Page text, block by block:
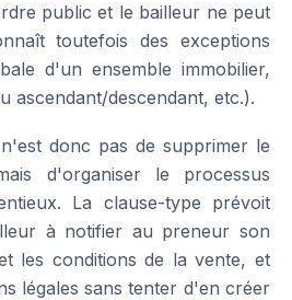
public et le bailleur ne peut
toutefois des exceptions
d'un ensemble immobilier,
ascendant/descendant, etc.).
donc pas de supprimer le
d'organiser le processus
La clause-type prévoit
à notifier au preneur son
les conditions de la vente, et
légales sans tenter d'en créer